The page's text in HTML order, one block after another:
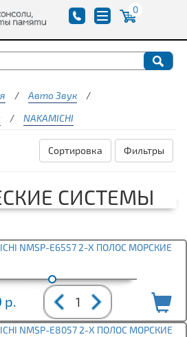
0
/ Авто Звук
/
/ NAKAMICHI
Фильтры
Сортировка
СИСТЕМЫ
NMSP-E6557 2-Х ПОЛОС МОРСКИЕ
р.
NMSP-E8057 2-Х ПОЛОС МОРСКИЕ